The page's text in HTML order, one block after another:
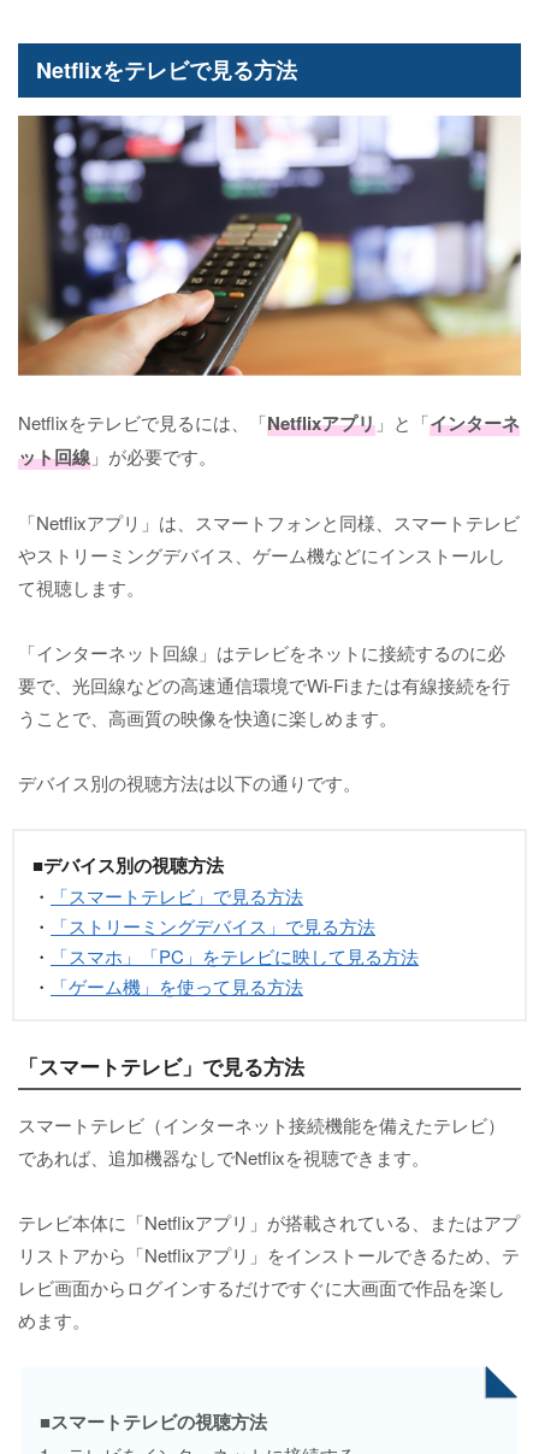
Netflixをテレビで見る方法
Netflixをテレビで見るには、「Netflixアプリ 」と「インターネ
ット回線 」が必要です。
「Netflixアプリ」は、スマートフォンと同様、スマートテレビ
やストリーミングデバイス、ゲーム機などにインストールし
て視聴します。
「インターネット回線」はテレビをネットに接続するのに必
要で、光回線などの高速通信環境でWi-Fiまたは有線接続を行
うことで、高画質の映像を快適に楽しめます。
デバイス別の視聴方法は以下の通りです。
■デバイス別の視聴方法
・
「スマートテレビ」で見る方法
・
「ストリーミングデバイス」で見る方法
・
「スマホ」「PC」をテレビに映して見る方法
・
「ゲーム機」を使って見る方法
「スマートテレビ」で見る方法
スマートテレビ（インターネット接続機能を備えたテレビ）
であれば、追加機器なしでNetflixを視聴できます。
テレビ本体に「Netflixアプリ」が搭載されている、またはアプ
リストアから「Netflixアプリ」をインストールできるため、テ
レビ画面からログインするだけですぐに大画面で作品を楽し
めます。
■スマートテレビの視聴方法